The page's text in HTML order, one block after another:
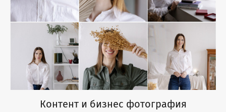
Контент и бизнес фотография